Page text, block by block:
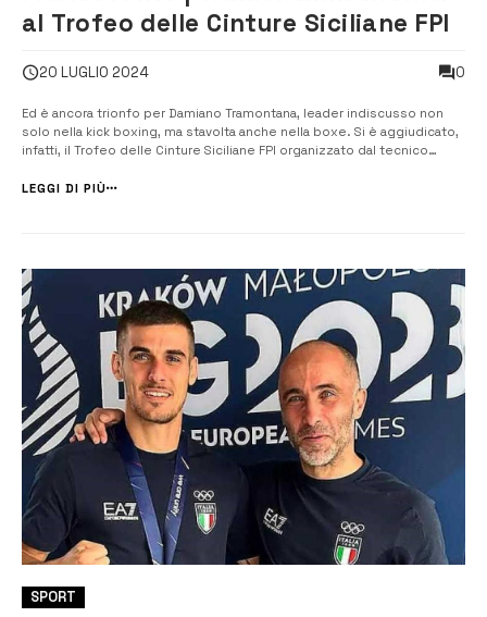
al Trofeo delle Cinture Siciliane FPI
20 LUGLIO 2024 0
Ed è ancora trionfo per Damiano Tramontana, leader indiscusso non
solo nella kick boxing, ma stavolta anche nella boxe. Si è aggiudicato,
infatti, il Trofeo delle Cinture Siciliane FPI organizzato dal tecnico
con il regolamento Semi Pro, ovvero 4 riprese da 3 minuti...
LEGGI DI PIÙ
SPORT